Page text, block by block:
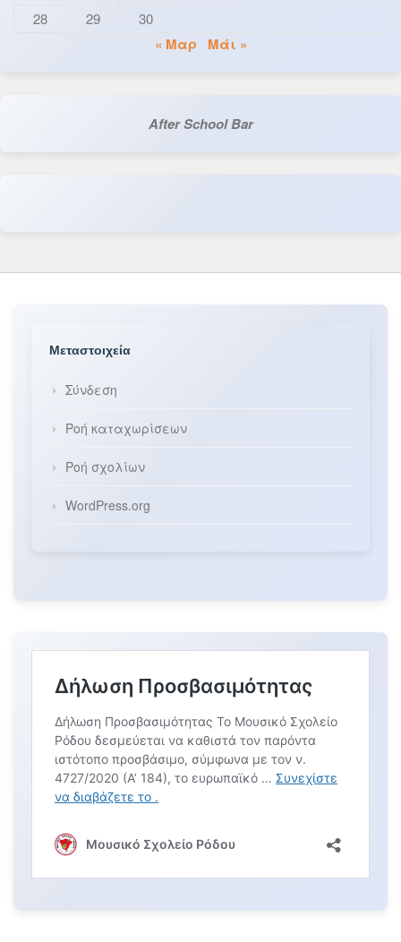
28
29 30
« Μαρ Μάι »
After School Bar
Μεταστοιχεία
Σύνδεση
Ροή καταχωρίσεων
Ροή σχολίων
WordPress.org